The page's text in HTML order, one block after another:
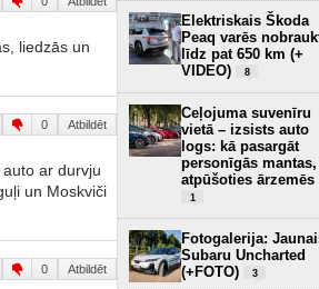
liedzās un
0 Atbildēt
ar durvju
un Moskviči
0 Atbildēt
Elektriskais Škoda
Peaq varēs
līdz pat 650 km (+
VIDEO)
8
Ceļojuma suvenīru
vietā – izsists auto
logs: kā pasargāt
personīgās mantas,
atpūšoties ārzemēs
1
Fotogalerija:
Subaru Uncharted
(+FOTO)
3